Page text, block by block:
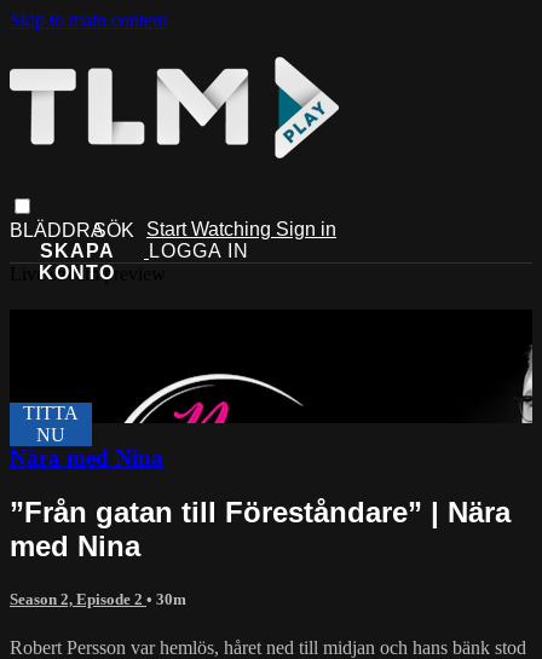
Skip to main content
Start Watching Sign in
Live stream preview
Nära med Nina
”Från gatan till Föreståndare” | Nära
med Nina
Season 2, Episode 2 • 30m
Robert Persson var hemlös, håret ned till midjan och hans bänk stod